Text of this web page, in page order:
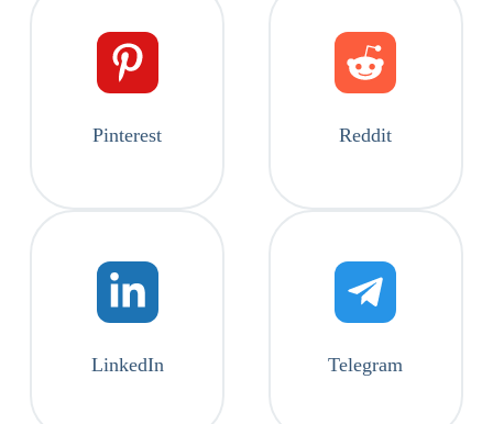
Pinterest Reddit
LinkedIn Telegram